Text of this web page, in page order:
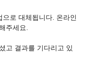
로 대체됩니다. 온라인
주세요.
고 결과를 기다리고 있